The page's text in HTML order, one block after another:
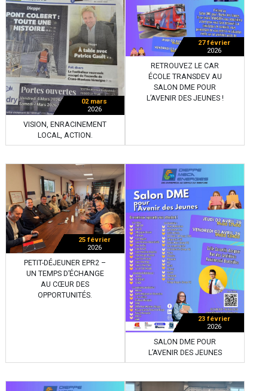
02 mars
2026
VISION, ENRACINEMENT
LOCAL, ACTION.
27 février
2026
RETROUVEZ LE CAR
ÉCOLE TRANSDEV AU
SALON DME POUR
L’AVENIR DES JEUNES !
25 février
2026
PETIT-DÉJEUNER EPR2 –
UN TEMPS D’ÉCHANGE
AU CŒUR DES
OPPORTUNITÉS.
23 février
2026
SALON DME POUR
L’AVENIR DES JEUNES